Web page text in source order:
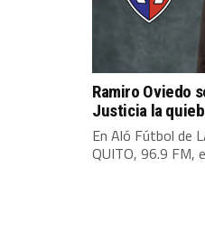
Ramiro Oviedo
Justicia la
En Aló Fútbol de
QUITO, 96.9 FM,